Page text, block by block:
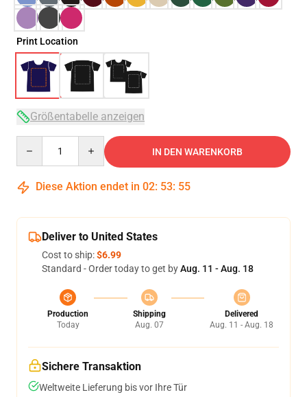
Print Location
Größentabelle anzeigen
IN DEN WARENKORB
Diese Aktion endet in 02: 53: 54
Deliver to United States
Cost to ship:$6.99
Standard - Order today to get byAug. 11 - Aug. 18
Production
Today
Shipping
Aug. 07
Delivered
Aug. 11 - Aug. 18
Sichere Transaktion
Weltweite Lieferung bis vor Ihre Tür